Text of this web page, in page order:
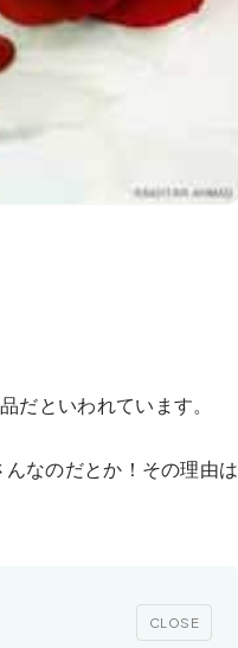
だといわれています。
なのだとか！その理由は
CLOSE